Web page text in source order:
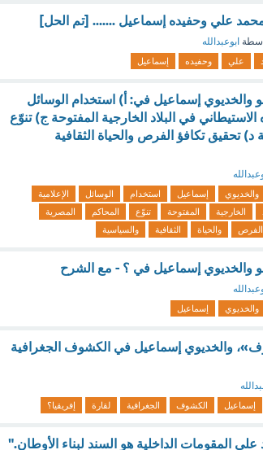
علي وحفيده إسماعيل ....... [تم الحل]
ابوعبدالله
علي وحفيده إسماعيل
والخديوي إسماعيل في: أ) استخدام الوسائل
في البلاد الخارجية المفتوحة ج) تنوّع
د) تحقيق تكافؤ الفرص والحياة الثقافية
والخديوي إسماعيل استخدام الوسائل
الإعلامية
الخارجية المفتوحة تنوّع المحاكم
المصرية
الفرص والحياة الثقافية والسياسية
والخديوي إسماعيل في ؟ - مع الشرح
والخديوي إسماعيل
والخديوي إسماعيل في الكشوف الجغرافية
إسماعيل الكشوف الجغرافية لقارة إفريقيا؟
على المقومات الداخلية هو السند لبناء الأوطان."